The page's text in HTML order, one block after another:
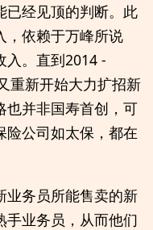
已经见顶的判断。此
，依赖于万峰所说
入。直到2014 -
重新开始大力扩招新
也并非国寿首创，可
险公司如太保，都在
业务员所能售卖的新
手业务员，从而他们